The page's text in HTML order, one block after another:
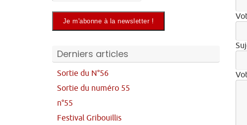
Derniers articles
Sortie du N°56
Sortie du numéro 55
n°55
Festival Gribouillis